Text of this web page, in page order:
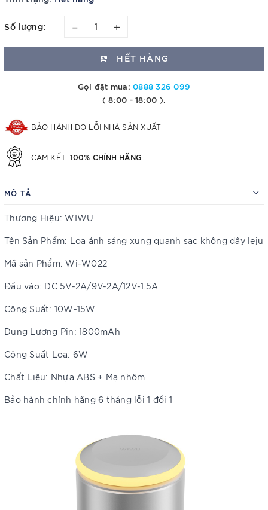
Số lượng: – +
HẾT HÀNG
Gọi đặt mua:0888 326 099
( 8:00 - 18:00 ).
BẢO HÀNH DO LỖI NHÀ SẢN XUẤT
CAM KẾT 100% CHÍNH HÃNG
MÔ TẢ
Thương Hiệu: WIWU
Tên Sản Phẩm: Loa ánh sáng xung quanh sạc không dây leju
Mã sản Phẩm: Wi-W022
Đầu vào: DC 5V-2A/9V-2A/12V-1.5A
Công Suất: 10W-15W
Dung Lương Pin: 1800mAh
Công Suất Loa: 6W
Chất Liệu: Nhựa ABS + Mạ nhôm
Bảo hành chính hãng 6 tháng lỗi 1 đổi 1